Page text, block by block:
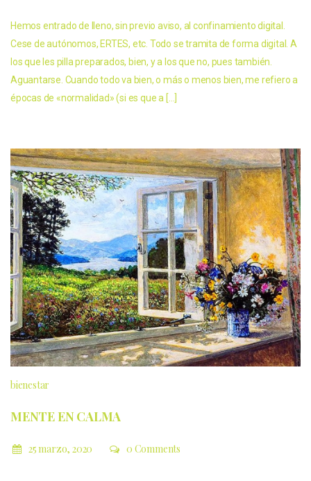
Hemos entrado de lleno, sin previo aviso, al confinamiento digital.
Cese de autónomos, ERTES, etc. Todo se tramita de forma digital. A
los que les pilla preparados, bien, y a los que no, pues también.
Aguantarse. Cuando todo va bien, o más o menos bien, me refiero a
épocas de «normalidad» (si es que a […]
bienestar
MENTE EN CALMA
25 marzo, 2020 0 Comments